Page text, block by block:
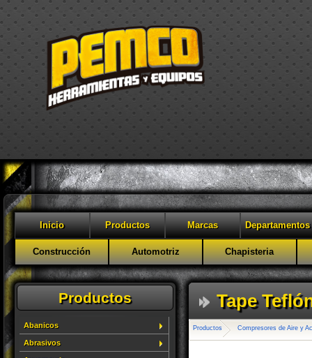
Inicio Productos Marcas Departamentos
Construcción Automotriz Chapisteria
Productos
Abanicos
Abrasivos
Tape
Productos Compresores de Aire y